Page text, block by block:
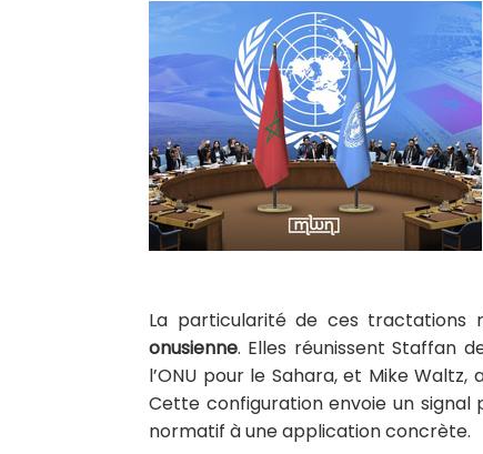
La particularité de ces tractations
onusienne. Elles réunissent Staffan
l’ONU pour le Sahara, et Mike
Cette configuration envoie un signal
normatif à une application concrète.